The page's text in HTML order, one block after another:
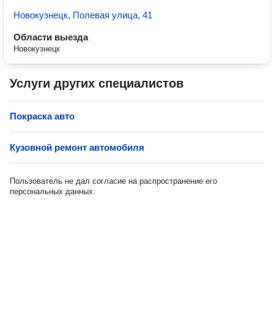
Новокузнецк, Полевая улица, 41
Области выезда
Новокузнецк
Услуги других специалистов
Покраска авто
Кузовной ремонт автомобиля
Пользователь не дал согласие на распространение его
персональных данных